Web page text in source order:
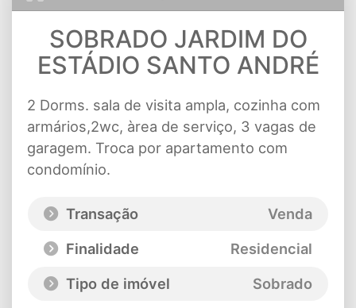
SOBRADO JARDIM DO
ESTÁDIO SANTO ANDRÉ
2 Dorms. sala de visita ampla, cozinha com
armários,2wc, àrea de serviço, 3 vagas de
garagem. Troca por apartamento com
condomínio.
Transação
Venda
Finalidade
Residencial
Tipo de imóvel
Sobrado